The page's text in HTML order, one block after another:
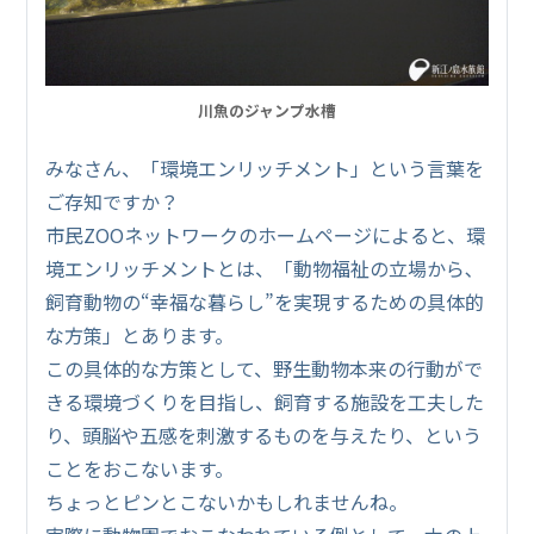
川魚のジャンプ水槽
みなさん、「環境エンリッチメント」という言葉を
ご存知ですか？
市民ZOOネットワークのホームページによると、環
境エンリッチメントとは、「動物福祉の立場から､
飼育動物の“幸福な暮らし”を実現するための具体的
な方策」とあります。
この具体的な方策として、野生動物本来の行動がで
きる環境づくりを目指し、飼育する施設を工夫した
り、頭脳や五感を刺激するものを与えたり、という
ことをおこないます。
ちょっとピンとこないかもしれませんね。